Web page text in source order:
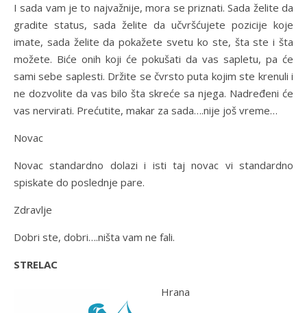
I sada vam je to najvažnije, mora se priznati. Sada želite da
gradite status, sada želite da učvršćujete pozicije koje
imate, sada želite da pokažete svetu ko ste, šta ste i šta
možete. Biće onih koji će pokušati da vas sapletu, pa će
sami sebe saplesti. Držite se čvrsto puta kojim ste krenuli i
ne dozvolite da vas bilo šta skreće sa njega. Nadređeni će
vas nervirati. Prećutite, makar za sada….nije još vreme…
Novac
Novac standardno dolazi i isti taj novac vi standardno
spiskate do poslednje pare.
Zdravlje
Dobri ste, dobri….ništa vam ne fali.
STRELAC
Hrana